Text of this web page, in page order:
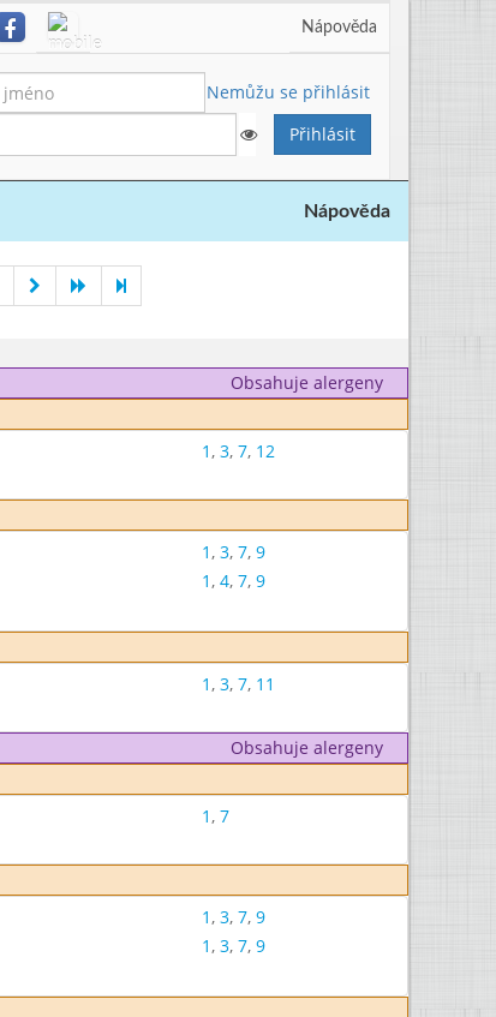
Nápověda
Nemůžu se přihlásit
Nápověda
Obsahuje alergeny
1, 3, 7, 12
1, 3, 7, 9
1, 4, 7, 9
1, 3, 7, 11
Obsahuje alergeny
1, 7
1, 3, 7, 9
1, 3, 7, 9